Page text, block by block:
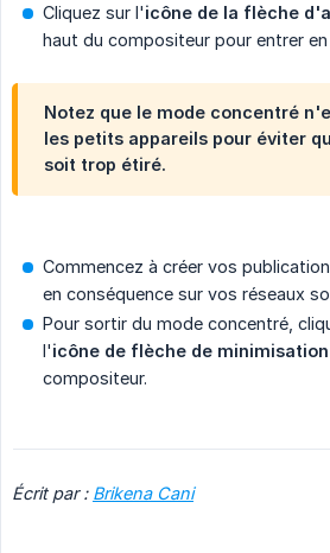
Cliquez sur l'icône de la flèche
haut du compositeur pour entrer en
Notez que le mode concentré
les petits appareils pour éviter
soit trop étiré.
Commencez à créer vos
en conséquence sur vos réseaux
Pour sortir du mode concentré,
l'icône de flèche de minimisation
compositeur.
Écrit par : Brikena Cani